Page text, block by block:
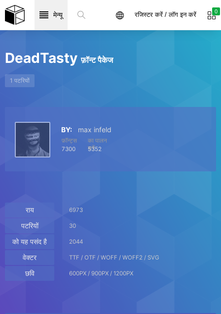
मेन्यू 0
रजिस्टर करें / लॉग इन करें
DeadTastyफ़ॉन्ट पैकेज
1 पटरियों
BY: max infeld
फ़ॉन्ट्स
7300
का पालन
करें
5352
राय 6973
पटरियों 30
को यह पसंद है 2044
वेक्टर TTF / OTF / WOFF / WOFF2 / SVG
छवि 600PX / 900PX / 1200PX